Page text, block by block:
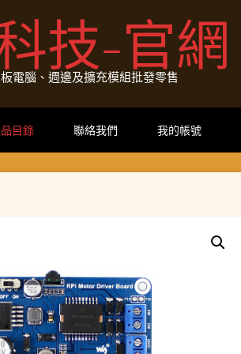
技-官網
板電腦、週邊及擴充模組批發零售
目錄 聯絡我們 我的帳號